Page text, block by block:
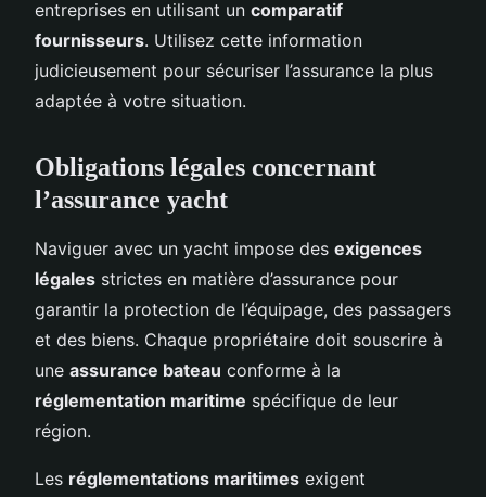
entreprises en utilisant un comparatif
fournisseurs. Utilisez cette information
judicieusement pour sécuriser l’assurance la plus
adaptée à votre situation.
Obligations légales concernant
l’assurance yacht
Naviguer avec un yacht impose des exigences
légales strictes en matière d’assurance pour
garantir la protection de l’équipage, des passagers
et des biens. Chaque propriétaire doit souscrire à
une assurance bateau conforme à la
réglementation maritime spécifique de leur
région.
Les réglementations maritimes exigent